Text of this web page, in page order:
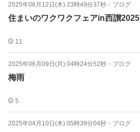
2025年06月12日(木) 23時49分37秒 ・ ブログ
住まいのワクワクフェアin西讃2025
11
2025年06月09日(月) 04時24分52秒 ・ ブログ
梅雨
5
2025年04月10日(木) 05時39分04秒 ・ ブログ